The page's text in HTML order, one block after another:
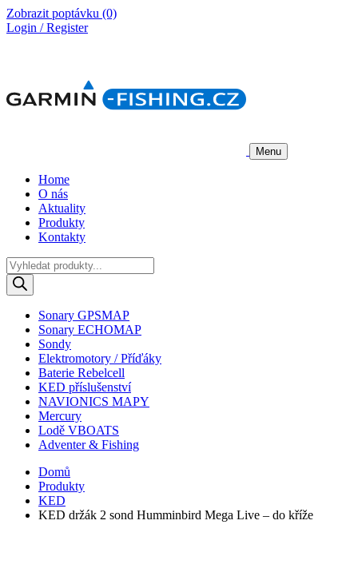
Zobrazit poptávku (0)
Login / Register
Menu
Home
O nás
Aktuality
Produkty
Kontakty
Products
search
Sonary GPSMAP
Sonary ECHOMAP
Sondy
Elektromotory / Příďáky
Baterie Rebelcell
KED příslušenství
NAVIONICS MAPY
Mercury
Lodě VBOATS
Adventer & Fishing
Domů
Produkty
KED
KED držák 2 sond Humminbird Mega Live – do kříže